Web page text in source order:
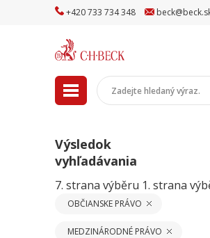
+420733 734348 beck@beck
Výsledok
vyhľadávania
7. strana výběru 1. strana
OBČIANSKE PRÁVO
MEDZINÁRODNÉ PRÁVO